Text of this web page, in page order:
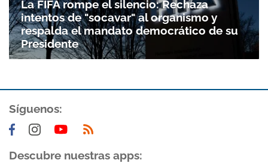
Gracias por suscribirte a nuestro boletín.
La FIFA rompe el silencio: Rechaza
intentos de "socavar" al organismo y
respalda el mandato democrático de su
Presidente
Síguenos:
Descubre nuestras apps: